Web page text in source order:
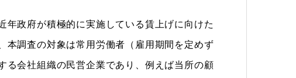
政府が積極的に実施している賃上げに向けた
本調査の対象は常用労働者（雇用期間を定めず
る会社組織の民営企業であり、例えば当所の顧